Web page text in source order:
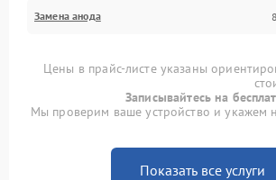
Замена анода
Цены в прайс-листе указаны
Записывайтесь на
Мы проверим ваше устройство и укажем
Показать все услуги